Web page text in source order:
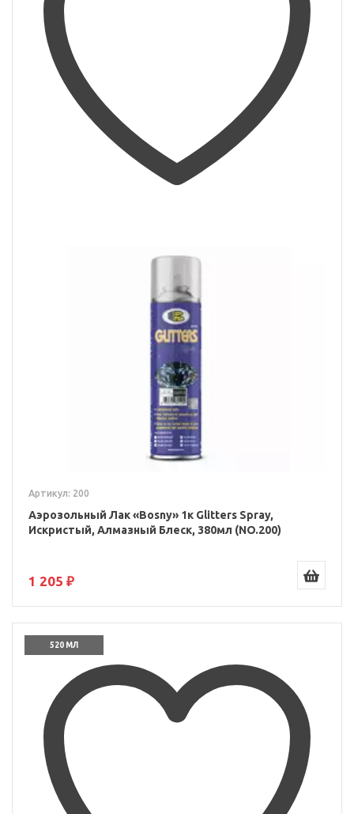
Артикул: 200
Аэрозольный Лак «Bosny» 1к Glitters Spray,
Искристый, Алмазный Блеск, 380мл (NO.200)
1 205 ₽
520 МЛ